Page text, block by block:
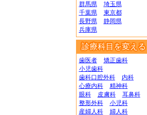
群馬県
埼玉県
千葉県
東京都
長野県
静岡県
兵庫県
診療科目を変える
歯医者
矯正歯科
小児歯科
歯科口腔外科
内科
心療内科
精神科
眼科
皮膚科
耳鼻科
整形外科
小児科
産婦人科
婦人科